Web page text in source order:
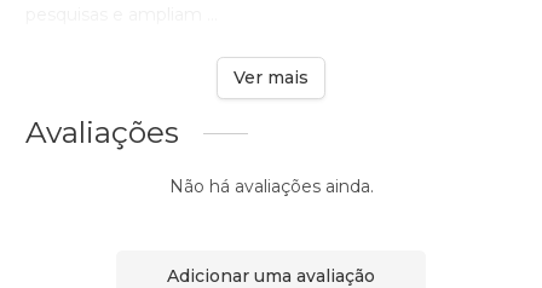
Ver mais
Avaliações
Não há avaliações ainda.
Adicionar uma avaliação